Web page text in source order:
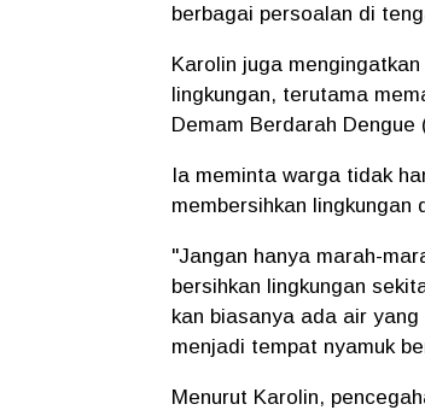
berbagai persoalan di
Karolin juga
lingkungan, terutama
Demam Berdarah Dengue
Ia meminta warga tidak
membersihkan lingkungan
"Jangan hanya marah-
bersihkan lingkungan
kan biasanya ada air
menjadi tempat nyamuk
Menurut Karolin,